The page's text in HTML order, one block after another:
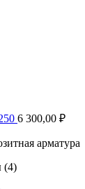
6 300,00 ₽
арматура
(4)